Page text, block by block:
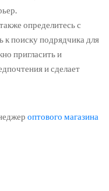
определитесь с
поиску подрядчика для
пригласить и
и сделает
оптового магазина